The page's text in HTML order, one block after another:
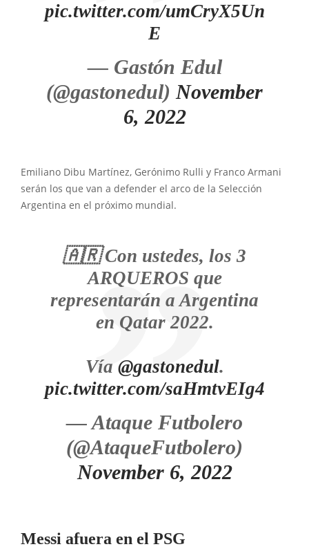
pic.twitter.com/umCryX5Un
E
— Gastón Edul
(@gastonedul) November
6, 2022
Emiliano Dibu Martínez, Gerónimo Rulli y Franco Armani
serán los que van a defender el arco de la Selección
Argentina en el próximo mundial.
🇦🇷 Con ustedes, los 3
ARQUEROS que
representarán a Argentina
en Qatar 2022.
Vía @gastonedul.
pic.twitter.com/saHmtvEIg4
— Ataque Futbolero
(@AtaqueFutbolero)
November 6, 2022
Messi afuera en el PSG